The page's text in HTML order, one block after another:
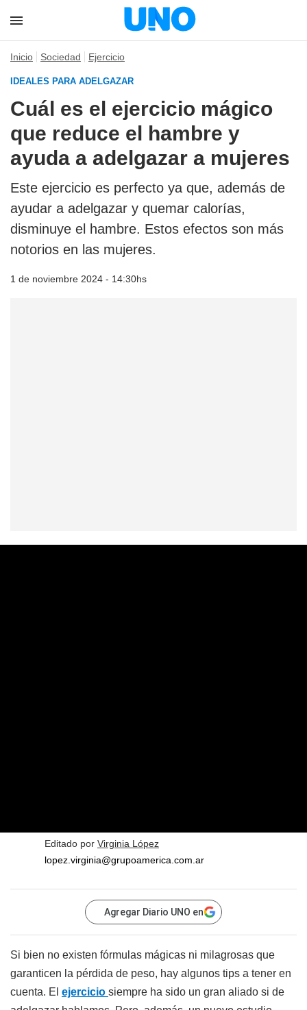
Inicio Sociedad Ejercicio
IDEALES PARA ADELGAZAR
Cuál es el ejercicio mágico
que reduce el hambre y
ayuda a adelgazar a mujeres
Este ejercicio es perfecto ya que, además de
ayudar a adelgazar y quemar calorías,
disminuye el hambre. Estos efectos son más
notorios en las mujeres.
1 de noviembre 2024 - 14:30hs
Editado por Virginia López
lopez.virginia@grupoamerica.com.ar
Agregar Diario UNO en
Si bien no existen fórmulas mágicas ni milagrosas que
garanticen la pérdida de peso, hay algunos tips a tener en
cuenta. El ejercicio siempre ha sido un gran aliado si de